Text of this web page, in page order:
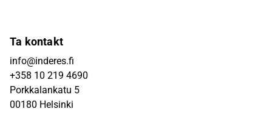
Ta kontakt
info@inderes.fi
+358 10 219 4690
Porkkalankatu 5
00180 Helsinki